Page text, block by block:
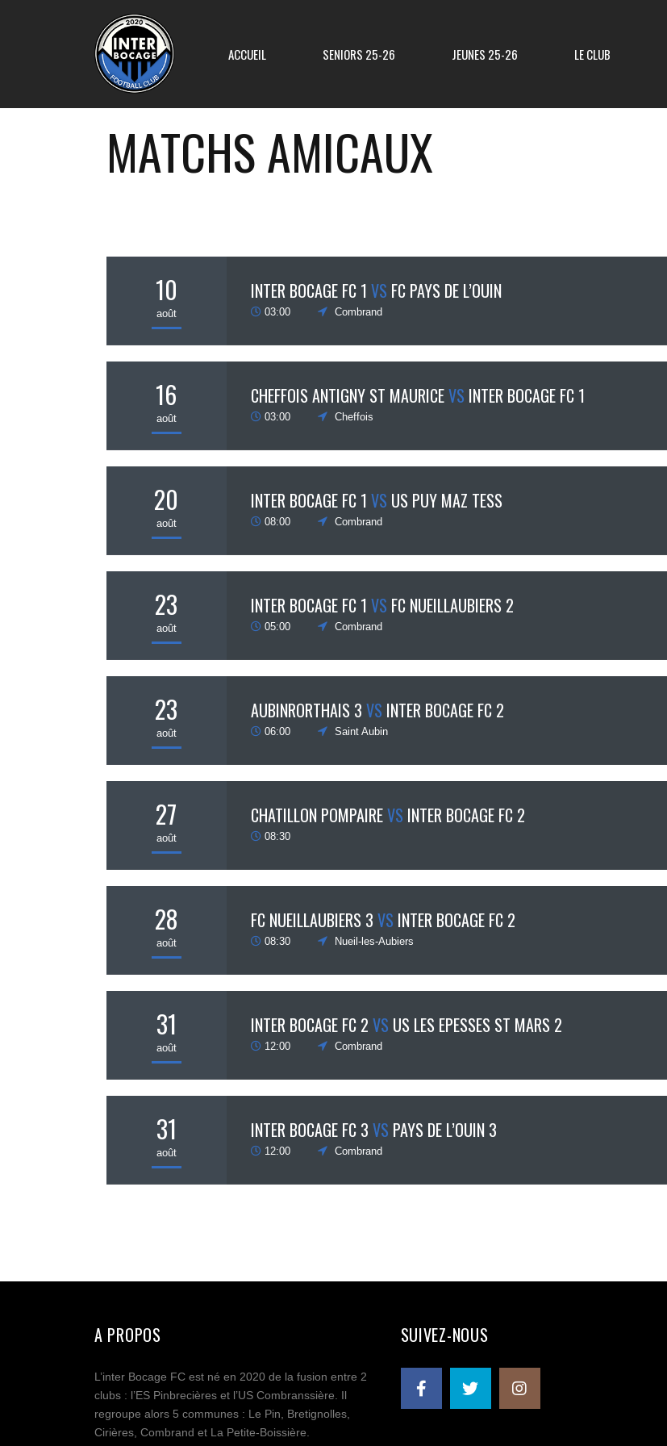
ACCUEIL SENIORS 25-26
Equipe 4
Matchs Amicaux
JEUNES 25-26 LE CLUB
MATCHS AMICAUX
10
août
INTER BOCAGE FC 1 VS FC PAYS DE L’OUIN
03:00 Combrand
16
août
CHEFFOIS ANTIGNY ST MAURICEVS INTER BOCAGE FC 1
03:00 Cheffois
20
août
INTER BOCAGE FC 1 VS US PUY MAZ TESS
08:00 Combrand
23
août
INTER BOCAGE FC 1 VS FC NUEILLAUBIERS 2
05:00 Combrand
23
août
AUBINRORTHAIS 3 VS INTER BOCAGE FC 2
06:00 Saint Aubin
27
août
CHATILLON POMPAIREVS INTER BOCAGE FC 2
08:30
28
août
FC NUEILLAUBIERS 3 VS INTER BOCAGE FC 2
08:30 Nueil-les-Aubiers
31
août
INTER BOCAGE FC 2 VS US LES EPESSES ST MARS 2
12:00 Combrand
31
août
INTER BOCAGE FC 3 VS PAYS DE L’OUIN 3
12:00 Combrand
A PROPOS
L’inter Bocage FC est né en 2020 de la fusion entre 2
clubs : l’ES Pinbrecières et l’US Combranssière. Il
regroupe alors 5 communes : Le Pin, Bretignolles,
Cirières, Combrand et La Petite-Boissière.
SUIVEZ-NOUS